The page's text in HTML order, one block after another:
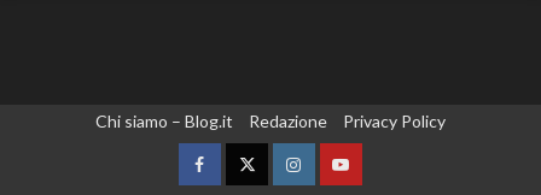
Chi siamo – Blog.it Redazione Privacy Policy
FacebookTwitterInstagramYouTube